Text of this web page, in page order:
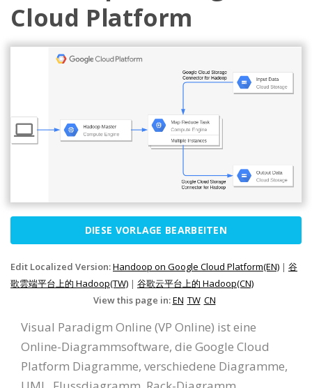
Cloud Platform
DIESE VORLAGE BEARBEITEN
Edit Localized Version:Handoop on Google Cloud Platform(EN) | 谷
歌雲端平台上的 Hadoop(TW) | 谷歌云平台上的 Hadoop(CN)
View this page in:EN TW CN
Visual Paradigm Online (VP Online) ist eine
Online-Diagrammsoftware, die Google Cloud
Platform Diagramme, verschiedene Diagramme,